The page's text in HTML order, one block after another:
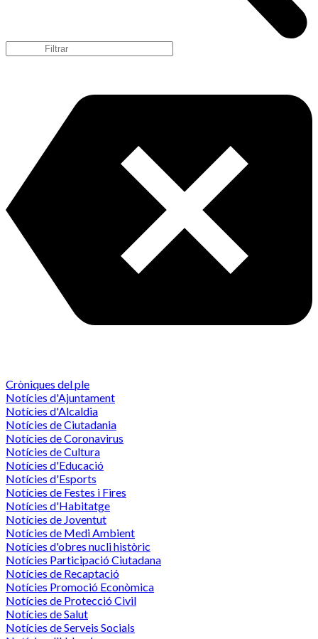
Cròniques del ple
Notícies d'Ajuntament
Notícies d'Alcaldia
Notícies de Ciutadania
Notícies de Coronavirus
Notícies de Cultura
Notícies d'Educació
Notícies d'Esports
Notícies de Festes i Fires
Notícies d'Habitatge
Notícies de Joventut
Notícies de Medi Ambient
Notícies d'obres nucli històric
Notícies Participació Ciutadana
Notícies de Recaptació
Notícies Promoció Econòmica
Notícies de Protecció Civil
Notícies de Salut
Notícies de Serveis Socials